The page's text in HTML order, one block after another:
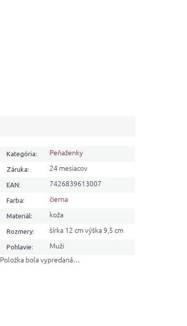
Kategória: Peňaženky
Záruka: 24 mesiacov
EAN: 7426839613007
Farba: čierna
Materiál: koža
Rozmery: šírka 12 cm výška 9,5 cm
Pohlavie:
Muži
Položka bola vypredaná…